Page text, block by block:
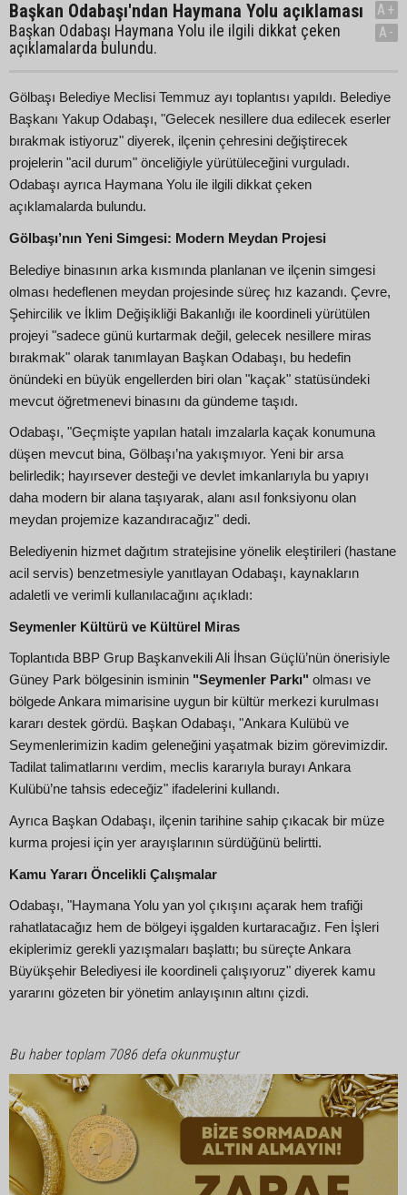
Başkan Odabaşı'ndan Haymana Yolu açıklaması
Başkan Odabaşı Haymana Yolu ile ilgili dikkat çeken
açıklamalarda bulundu.
A+
A-
Gölbaşı Belediye Meclisi Temmuz ayı toplantısı yapıldı. Belediye
Başkanı Yakup Odabaşı, "Gelecek nesillere dua edilecek eserler
bırakmak istiyoruz" diyerek, ilçenin çehresini değiştirecek
projelerin "acil durum" önceliğiyle yürütüleceğini vurguladı.
Odabaşı ayrıca Haymana Yolu ile ilgili dikkat çeken
açıklamalarda bulundu.
Gölbaşı’nın Yeni Simgesi: Modern Meydan Projesi
Belediye binasının arka kısmında planlanan ve ilçenin simgesi
olması hedeflenen meydan projesinde süreç hız kazandı. Çevre,
Şehircilik ve İklim Değişikliği Bakanlığı ile koordineli yürütülen
projeyi "sadece günü kurtarmak değil, gelecek nesillere miras
bırakmak" olarak tanımlayan Başkan Odabaşı, bu hedefin
önündeki en büyük engellerden biri olan "kaçak" statüsündeki
mevcut öğretmenevi binasını da gündeme taşıdı.
Odabaşı, "Geçmişte yapılan hatalı imzalarla kaçak konumuna
düşen mevcut bina, Gölbaşı’na yakışmıyor. Yeni bir arsa
belirledik; hayırsever desteği ve devlet imkanlarıyla bu yapıyı
daha modern bir alana taşıyarak, alanı asıl fonksiyonu olan
meydan projemize kazandıracağız" dedi.
Belediyenin hizmet dağıtım stratejisine yönelik eleştirileri (hastane
acil servis) benzetmesiyle yanıtlayan Odabaşı, kaynakların
adaletli ve verimli kullanılacağını açıkladı:
Seymenler Kültürü ve Kültürel Miras
Toplantıda BBP Grup Başkanvekili Ali İhsan Güçlü’nün önerisiyle
Güney Park bölgesinin isminin "Seymenler Parkı" olması ve
bölgede Ankara mimarisine uygun bir kültür merkezi kurulması
kararı destek gördü. Başkan Odabaşı, "Ankara Kulübü ve
Seymenlerimizin kadim geleneğini yaşatmak bizim görevimizdir.
Tadilat talimatlarını verdim, meclis kararıyla burayı Ankara
Kulübü’ne tahsis edeceğiz" ifadelerini kullandı.
Ayrıca Başkan Odabaşı, ilçenin tarihine sahip çıkacak bir müze
kurma projesi için yer arayışlarının sürdüğünü belirtti.
Kamu Yararı Öncelikli Çalışmalar
Odabaşı, "Haymana Yolu yan yol çıkışını açarak hem trafiği
rahatlatacağız hem de bölgeyi işgalden kurtaracağız. Fen İşleri
ekiplerimiz gerekli yazışmaları başlattı; bu süreçte Ankara
Büyükşehir Belediyesi ile koordineli çalışıyoruz" diyerek kamu
yararını gözeten bir yönetim anlayışının altını çizdi.
Bu haber toplam 7086 defa okunmuştur